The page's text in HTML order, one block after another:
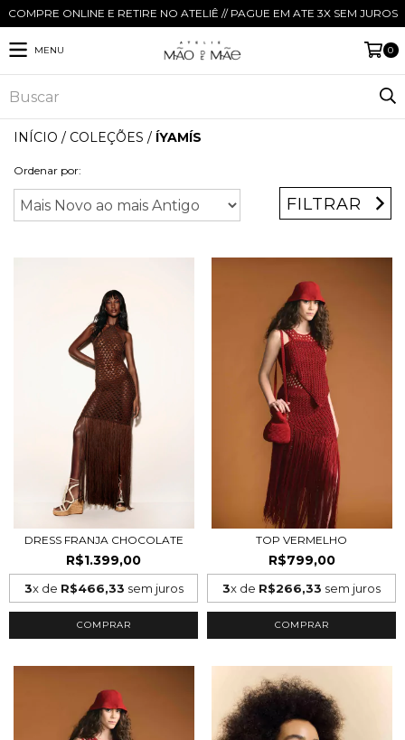
COMPRE ONLINE E RETIRE NO ATELIÊ // PAGUE EM ATE 3X SEM JUROS
MENU 0
INÍCIO / COLEÇÕES / ÍYAMÍS
Ordenar por:
FILTRAR
DRESS FRANJA CHOCOLATE
R$1.399,00
3x de R$466,33 sem juros
COMPRAR
TOP VERMELHO
R$799,00
3x de R$266,33 sem juros
COMPRAR